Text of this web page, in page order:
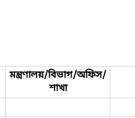
মন্ত্রণালয়/বিভাগ/অফিস/
শাখা